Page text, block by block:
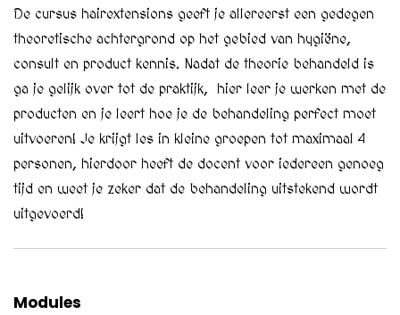
De cursus hairextensions geeft je allereerst een gedegen
theoretische achtergrond op het gebied van hygiëne,
consult en product kennis. Nadat de theorie behandeld is
ga je gelijk over tot de praktijk, hier leer je werken met de
producten en je leert hoe je de behandeling perfect moet
uitvoeren! Je krijgt les in kleine groepen tot maximaal 4
personen, hierdoor heeft de docent voor iedereen genoeg
tijd en weet je zeker dat de behandeling uitstekend wordt
uitgevoerd!
Modules